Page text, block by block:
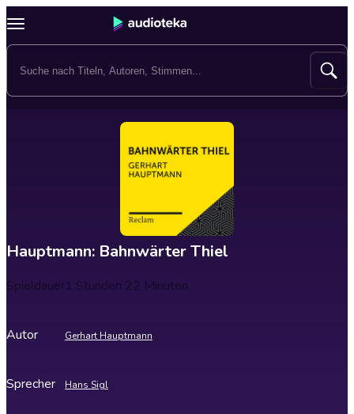
Hauptmann: Bahnwärter Thiel
Spieldauer1 Stunden 22 Minuten
Autor Gerhart Hauptmann
Sprecher Hans Sigl